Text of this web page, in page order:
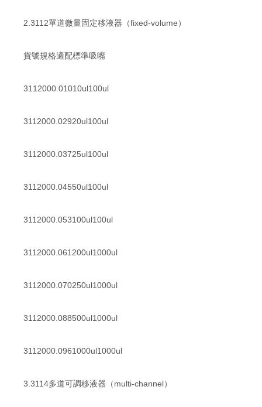
2.3112單道微量固定移液器（fixed-volume）
貨號規格適配標準吸嘴
3112000.01010ul100ul
3112000.02920ul100ul
3112000.03725ul100ul
3112000.04550ul100ul
3112000.053100ul100ul
3112000.061200ul1000ul
3112000.070250ul1000ul
3112000.088500ul1000ul
3112000.0961000ul1000ul
3.3114多道可調移液器（multi-channel）